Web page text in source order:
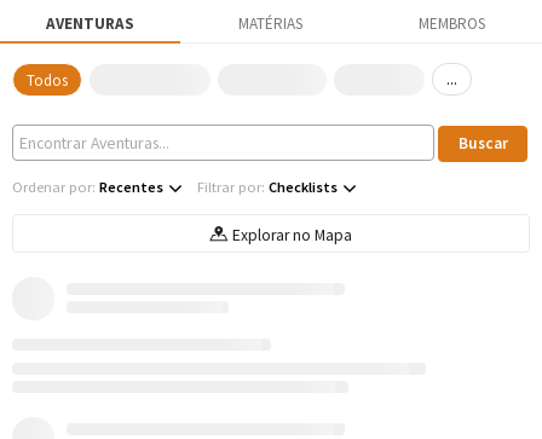
AVENTURAS MATÉRIAS MEMBROS
Todos ...
Ordenar por: Recentes Filtrar por: Checklists
Explorar no Mapa